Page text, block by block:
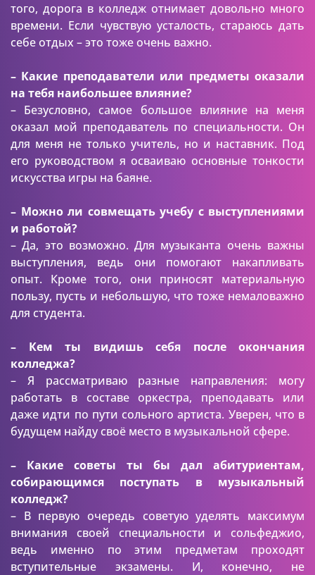
того, дорога в колледж отнимает довольно много
времени. Если чувствую усталость, стараюсь дать
себе отдых – это тоже очень важно.
– Какие преподаватели или предметы оказали
на тебя наибольшее влияние?
– Безусловно, самое большое влияние на меня
оказал мой преподаватель по специальности. Он
для меня не только учитель, но и наставник. Под
его руководством я осваиваю основные тонкости
искусства игры на баяне.
– Можно ли совмещать учебу с выступлениями
и работой?
– Да, это возможно. Для музыканта очень важны
выступления, ведь они помогают накапливать
опыт. Кроме того, они приносят материальную
пользу, пусть и небольшую, что тоже немаловажно
для студента.
– Кем ты видишь себя после окончания
колледжа?
– Я рассматриваю разные направления: могу
работать в составе оркестра, преподавать или
даже идти по пути сольного артиста. Уверен, что в
будущем найду своё место в музыкальной сфере.
– Какие советы ты бы дал абитуриентам,
собирающимся поступать в музыкальный
колледж?
– В первую очередь советую уделять максимум
внимания своей специальности и сольфеджио,
ведь именно по этим предметам проходят
вступительные экзамены. И, конечно, не